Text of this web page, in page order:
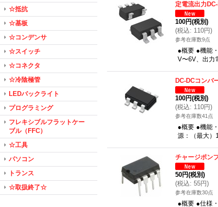
☆抵抗
☆基板
☆コンデンサ
☆スイッチ
☆コネクタ
☆冷陰極管
LEDバックライト
プログラミング
フレキシブルフラットケー
ブル（FFC）
☆工具
パソコン
トランス
☆取扱終了☆
定電流出力
100円(税別)
(税込: 110円)
参考在庫数9点
●概要 ●機能
V〜6V、出力
DC-DCコンバ
100円(税別)
(税込: 110円)
参考在庫数41点
●概要 ●機能
源：（最大）
チャージポン
50円(税別)
(税込: 55円)
参考在庫数30点
●概要 ●仕様